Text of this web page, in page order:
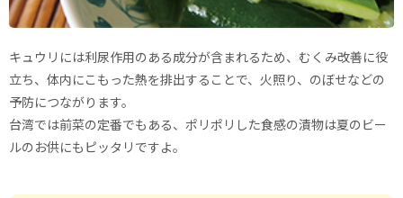
キュウリには利尿作用のある成分が含まれるため、むくみ改善に役
立ち、体内にこもった熱を排出することで、火照り、のぼせなどの
予防につながります。
台湾では前菜の定番でもある、ポリポリした食感の漬物は夏のビー
ルのお供にもピッタリですよ。